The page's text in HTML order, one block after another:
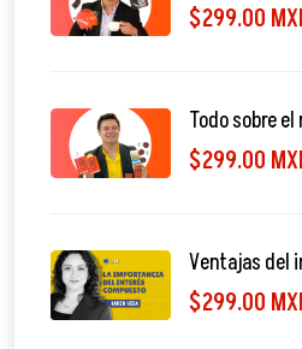
$299.00
Todo sobre
$299.00
Ventajas del
$299.00